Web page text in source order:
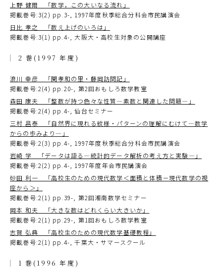
上野 健爾 「数学，この大いなる流れ」
掲載巻号:3(2) pp.3-, 1997年度秋季総合分科会市民講演会
日比 孝之 「数え上げのいろは」
掲載巻号:3(1) pp.4-, 大阪大・高校生対象の公開講座
2 巻(1997 年度)
浪川 幸彦 「関孝和の里・藤岡訪問記」
掲載巻号:2(4) pp.20-, 第2回おもしろ数学教室
森田 康夫 「整数が持つ色々な性質―素数と関連した問題―」
掲載巻号:2(4) pp.4-, 仙台セミナー
三村 昌泰 「自然界に現れる紋様・パターンの理解にむけて―数学
からの歩みより―」
掲載巻号:2(3) pp.4-, 1997年度秋季総合分科会市民講演会
岩崎 学 「データは語る―統計的データ解析の考え方と実験―」
掲載巻号:2(2) pp.4-, 1997年度年会市民講演会
砂田 利一 「高校生のための現代数学＜面積と体積－現代数学の視
座から＞」
掲載巻号:2(1) pp.39-, 第2回湘南数学セミナー
岡本 和夫 「大きな数はどれくらい大きいか」
掲載巻号:2(1) pp.29-, 第1回おもしろ数学教室
志賀 弘典 「高校生のための現代数学基礎教程」
掲載巻号:2(1) pp.4-, 千葉大・サマースクール
1 巻(1996 年度)